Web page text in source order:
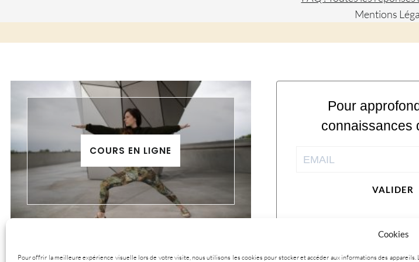
Cookies
Pour offrir la meilleure expérience visuelle lors de votre visite, nous utilisons les cookies pour stocker et accéder aux informations des
COURS EN LIGNE
Pour
connaissances
VALIDER
Mentions